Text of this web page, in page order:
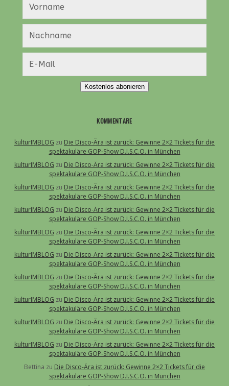
Kostenlos abonieren
KOMMENTARE
kulturIMBLOG zu Die Disco-Ära ist zurück: Gewinne 2×2 Tickets für die
spektakuläre GOP-Show D.I.S.C.O. in München
kulturIMBLOG zu Die Disco-Ära ist zurück: Gewinne 2×2 Tickets für die
spektakuläre GOP-Show D.I.S.C.O. in München
kulturIMBLOG zu Die Disco-Ära ist zurück: Gewinne 2×2 Tickets für die
spektakuläre GOP-Show D.I.S.C.O. in München
kulturIMBLOG zu Die Disco-Ära ist zurück: Gewinne 2×2 Tickets für die
spektakuläre GOP-Show D.I.S.C.O. in München
kulturIMBLOG zu Die Disco-Ära ist zurück: Gewinne 2×2 Tickets für die
spektakuläre GOP-Show D.I.S.C.O. in München
kulturIMBLOG zu Die Disco-Ära ist zurück: Gewinne 2×2 Tickets für die
spektakuläre GOP-Show D.I.S.C.O. in München
kulturIMBLOG zu Die Disco-Ära ist zurück: Gewinne 2×2 Tickets für die
spektakuläre GOP-Show D.I.S.C.O. in München
kulturIMBLOG zu Die Disco-Ära ist zurück: Gewinne 2×2 Tickets für die
spektakuläre GOP-Show D.I.S.C.O. in München
kulturIMBLOG zu Die Disco-Ära ist zurück: Gewinne 2×2 Tickets für die
spektakuläre GOP-Show D.I.S.C.O. in München
kulturIMBLOG zu Die Disco-Ära ist zurück: Gewinne 2×2 Tickets für die
spektakuläre GOP-Show D.I.S.C.O. in München
Bettina zu Die Disco-Ära ist zurück: Gewinne 2×2 Tickets für die
spektakuläre GOP-Show D.I.S.C.O. in München